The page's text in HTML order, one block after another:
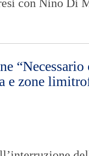
t
R
N
O
con Nino Di
zone